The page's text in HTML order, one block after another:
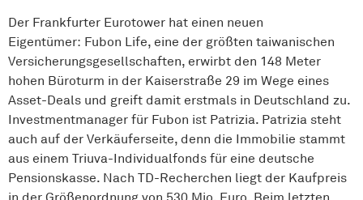
Der Frankfurter Eurotower hat einen neuen
Eigentümer: Fubon Life, eine der größten taiwanischen
Versicherungsgesellschaften, erwirbt den 148 Meter
hohen Büroturm in der Kaiserstraße 29 im Wege eines
Asset-Deals und greift damit erstmals in Deutschland zu.
Investmentmanager für Fubon ist Patrizia. Patrizia steht
auch auf der Verkäuferseite, denn die Immobilie stammt
aus einem Triuva-Individualfonds für eine deutsche
Pensionskasse. Nach TD-Recherchen liegt der Kaufpreis
in der Größenordnung von 530 Mio. Euro. Beim letzten